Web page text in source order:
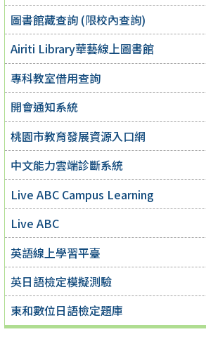
圖書館藏查詢 (限校內查詢)
Airiti Library華藝線上圖書館
專科教室借用查詢
開會通知系統
桃園市教育發展資源入口網
中文能力雲端診斷系統
Live ABC Campus Learning
Live ABC
英語線上學習平臺
英日語檢定模擬測驗
東和數位日語檢定題庫